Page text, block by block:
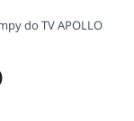
do TV APOLLO